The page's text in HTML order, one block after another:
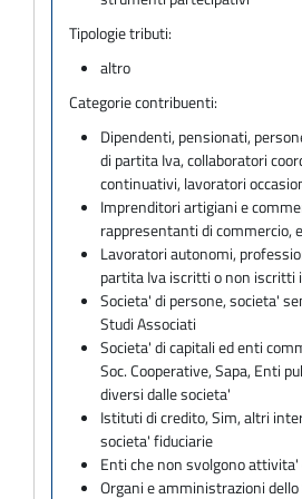
Tipologie tributi:
altro
Categorie contribuenti:
Dipendenti, pensionati,
di partita Iva, collaboratori
continuativi, lavoratori
Imprenditori artigiani e
rappresentanti di commercio,
Lavoratori autonomi,
partita Iva iscritti o non iscritti
Societa' di persone, societa'
Studi Associati
Societa' di capitali ed enti
Soc. Cooperative, Sapa, Enti
diversi dalle societa'
Istituti di credito, Sim, altri
societa' fiduciarie
Enti che non svolgono
Organi e amministrazioni